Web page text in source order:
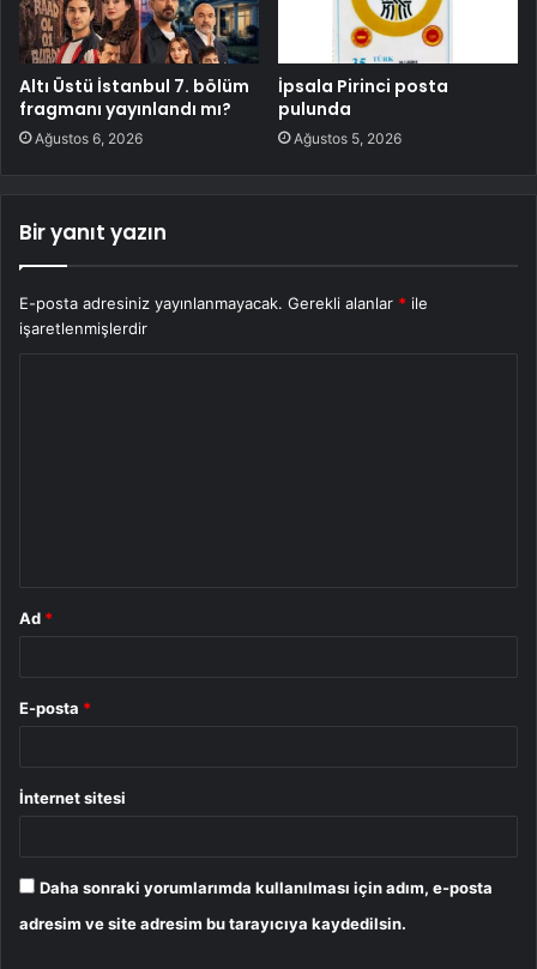
Altı Üstü İstanbul 7. bölüm
fragmanı yayınlandı mı?
Ağustos 6, 2026
İpsala Pirinci posta
pulunda
Ağustos 5, 2026
Bir yanıt yazın
E-posta adresiniz yayınlanmayacak. Gerekli alanlar * ile
işaretlenmişlerdir
Ad *
E-posta *
İnternet sitesi
Daha sonraki yorumlarımda kullanılması için adım, e-posta
adresim ve site adresim bu tarayıcıya kaydedilsin.